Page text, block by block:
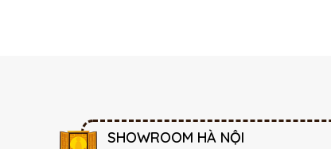
SHOWROOM HÀ NỘI